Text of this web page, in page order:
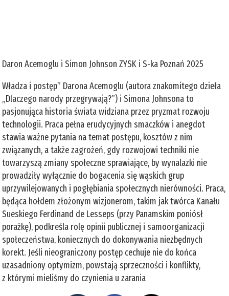
Daron Acemoglu i Simon Johnson ZYSK i S-ka Poznań 2025
Władza i postęp” Darona Acemoglu (autora znakomitego dzieła
„Dlaczego narody przegrywają?”) i Simona Johnsona to
pasjonująca historia świata widziana przez pryzmat rozwoju
technologii. Praca pełna erudycyjnych smaczków i anegdot
stawia ważne pytania na temat postępu, kosztów z nim
związanych, a także zagrożeń, gdy rozwojowi techniki nie
towarzyszą zmiany społeczne sprawiające, by wynalazki nie
prowadziły wyłącznie do bogacenia się wąskich grup
uprzywilejowanych i pogłębiania społecznych nierówności. Praca,
będąca hołdem złożonym wizjonerom, takim jak twórca Kanału
Sueskiego Ferdinand de Lesseps (przy Panamskim poniósł
porażkę), podkreśla rolę opinii publicznej i samoorganizacji
społeczeństwa, koniecznych do dokonywania niezbędnych
korekt. Jeśli nieograniczony postęp cechuje nie do końca
uzasadniony optymizm, powstają sprzeczności i konflikty,
z którymi mieliśmy do czynienia u zarania